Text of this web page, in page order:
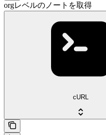
orgレベルのノートを取得
cURL